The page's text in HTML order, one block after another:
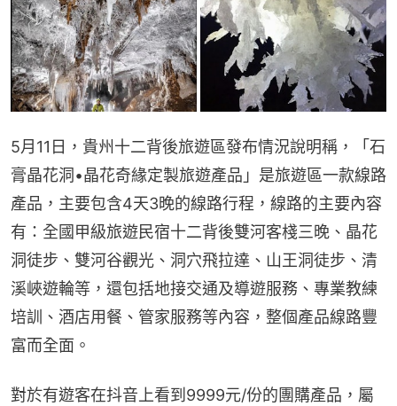
5月11日，貴州十二背後旅遊區發布情況說明稱，「石
膏晶花洞•晶花奇緣定製旅遊產品」是旅遊區一款線路
產品，主要包含4天3晚的線路行程，線路的主要內容
有：全國甲級旅遊民宿十二背後雙河客棧三晚、晶花
洞徒步、雙河谷觀光、洞穴飛拉達、山王洞徒步、清
溪峽遊輪等，還包括地接交通及導遊服務、專業教練
培訓、酒店用餐、管家服務等內容，整個產品線路豐
富而全面。
對於有遊客在抖音上看到9999元/份的團購產品，屬